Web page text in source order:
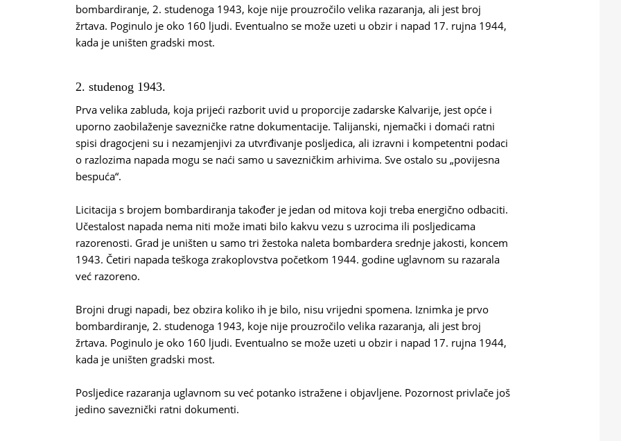
bombardiranje, 2. studenoga 1943, koje nije prouzročilo velika razaranja, ali jest broj
žrtava. Poginulo je oko 160 ljudi. Eventualno se može uzeti u obzir i napad 17. rujna 1944,
kada je uništen gradski most.
2. studenog 1943.
Prva velika zabluda, koja prijeći razborit uvid u proporcije zadarske Kalvarije, jest opće i
uporno zaobilaženje savezničke ratne dokumentacije. Talijanski, njemački i domaći ratni
spisi dragocjeni su i nezamjenjivi za utvrđivanje posljedica, ali izravni i kompetentni podaci
o razlozima napada mogu se naći samo u savezničkim arhivima. Sve ostalo su „povijesna
bespuća“.
Licitacija s brojem bombardiranja također je jedan od mitova koji treba energično odbaciti.
Učestalost napada nema niti može imati bilo kakvu vezu s uzrocima ili posljedicama
razorenosti. Grad je uništen u samo tri žestoka naleta bombardera srednje jakosti, koncem
1943. Četiri napada teškoga zrakoplovstva početkom 1944. godine uglavnom su razarala
već razoreno.
Brojni drugi napadi, bez obzira koliko ih je bilo, nisu vrijedni spomena. Iznimka je prvo
bombardiranje, 2. studenoga 1943, koje nije prouzročilo velika razaranja, ali jest broj
žrtava. Poginulo je oko 160 ljudi. Eventualno se može uzeti u obzir i napad 17. rujna 1944,
kada je uništen gradski most.
Posljedice razaranja uglavnom su već potanko istražene i objavljene. Pozornost privlače još
jedino saveznički ratni dokumenti.